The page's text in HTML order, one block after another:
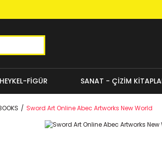
HEYKEL-FİGÜR SANAT - ÇİZİM
Sword Art Online Abec Artworks New World